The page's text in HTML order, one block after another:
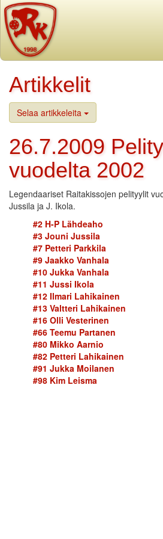
Artikkelit
Selaa artikkeleita
26.7.2009
vuodelta 2002
Legendaariset Raitakissojen pelityylit
Jussila ja J. Ikola.
#2 H-P Lähdeaho
#3 Jouni Jussila
#7 Petteri Parkkila
#9 Jaakko Vanhala
#10 Jukka Vanhala
#11 Jussi Ikola
#12 Ilmari Lahikainen
#13 Valtteri Lahikainen
#16 Olli Vesterinen
#66 Teemu Partanen
#80 Mikko Aarnio
#82 Petteri Lahikainen
#91 Jukka Moilanen
#98 Kim Leisma